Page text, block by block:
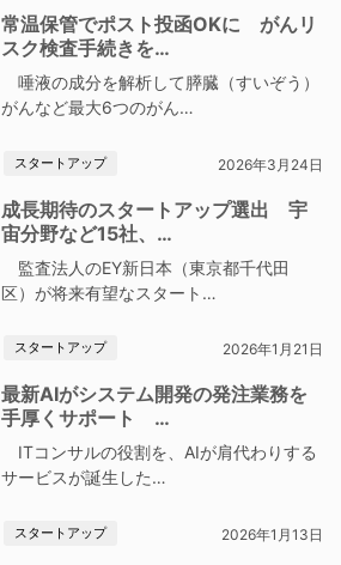
常温保管でポスト投函OKに がんリ
スク検査手続きを…
唾液の成分を解析して膵臓（すいぞう）
がんなど最大6つのがん…
スタートアップ 2026年3月24日
成長期待のスタートアップ選出 宇
宙分野など15社、…
監査法人のEY新日本（東京都千代田
区）が将来有望なスタート…
スタートアップ 2026年1月21日
最新AIがシステム開発の発注業務を
手厚くサポート …
ITコンサルの役割を、AIが肩代わりする
サービスが誕生した…
スタートアップ 2026年1月13日